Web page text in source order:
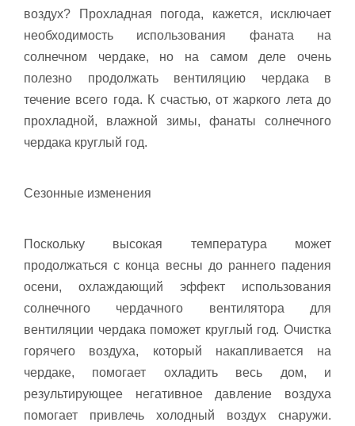
воздух? Прохладная погода, кажется, исключает
необходимость использования фаната на
солнечном чердаке, но на самом деле очень
полезно продолжать вентиляцию чердака в
течение всего года. К счастью, от жаркого лета до
прохладной, влажной зимы, фанаты солнечного
чердака круглый год.
Сезонные изменения
Поскольку высокая температура может
продолжаться с конца весны до раннего падения
осени, охлаждающий эффект использования
солнечного чердачного вентилятора для
вентиляции чердака поможет круглый год. Очистка
горячего воздуха, который накапливается на
чердаке, помогает охладить весь дом, и
результирующее негативное давление воздуха
помогает привлечь холодный воздух снаружи.